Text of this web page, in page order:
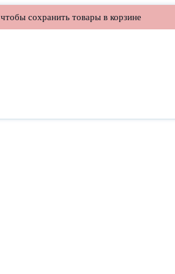
чтобы сохранить товары в корзине